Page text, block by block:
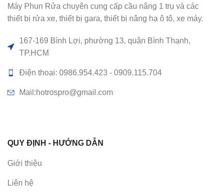
Máy Phun Rửa chuyên cung cấp cầu nâng 1 trụ và các
thiết bị rửa xe, thiết bị gara, thiết bị nâng hạ ô tô, xe máy.
167-169 Bình Lợi, phường 13, quận Bình Thạnh,
TP.HCM
Điện thoại: 0986.954.423 - 0909.115.704
Mail:hotrospro@gmail.com
QUY ĐỊNH - HƯỚNG DẪN
Giới thiệu
Liên hệ